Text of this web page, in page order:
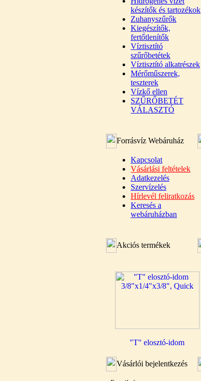
készítők és tartozékok
Zuhanyszűrők
Kiegészítők,
fertőtlenítők
Víztisztító
szűrőbetétek
Víztisztító alkatrészek
Mérőműszerek,
teszterek
Vízkő ellen
SZŰRŐBETÉT
VÁLASZTÓ
Forrásvíz Webáruház
Kapcsolat
Vásárlási feltételek
Adatkezelés
Szervízelés
Hírlevél feliratkozás
Keresés a
webáruházban
Akciós termékek
"T" elosztó-idom
360,-Ft
Vásárlói bejelentkezés